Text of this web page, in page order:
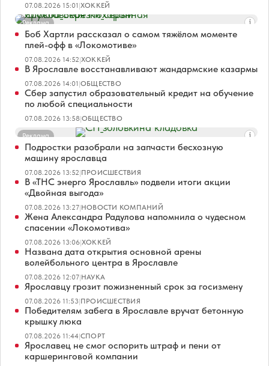
07.08.2026 15:01|ХОККЕЙ
Реклама
Боб Хартли рассказал о самом тяжёлом моменте
плей-офф в «Локомотиве»
07.08.2026 14:52|ХОККЕЙ
В Ярославле восстанавливают жандармские казармы
07.08.2026 14:01|ОБЩЕСТВО
Сбер запустил образовательный кредит на обучение
по любой специальности
07.08.2026 13:58|ОБЩЕСТВО
Реклама
Подростки разобрали на запчасти бесхозную
машину ярославца
07.08.2026 13:52|ПРОИСШЕСТВИЯ
В «ТНС энерго Ярославль» подвели итоги акции
«Двойная выгода»
07.08.2026 13:27|НОВОСТИ КОМПАНИЙ
Жена Александра Радулова напомнила о чудесном
спасении «Локомотива»
07.08.2026 13:06|ХОККЕЙ
Названа дата открытия основной арены
волейбольного центра в Ярославле
07.08.2026 12:07|НАУКА
Ярославцу грозит пожизненный срок за госизмену
07.08.2026 11:53|ПРОИСШЕСТВИЯ
Победителям забега в Ярославле вручат бетонную
крышку люка
07.08.2026 11:44|СПОРТ
Ярославец не смог оспорить штраф и пени от
каршеринговой компании